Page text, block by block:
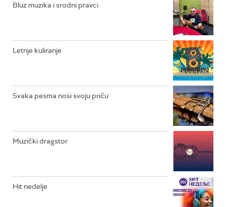
Bluz muzika i srodni pravci
Letnje kuliranje
Svaka pesma nosi svoju priču
Muzički dragstor
Hit nedelje